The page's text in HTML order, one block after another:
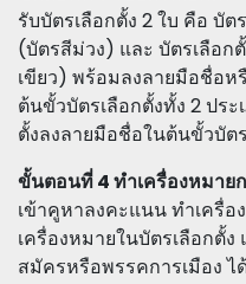
รับบัตรเลือกตั้ง 2 ใบ คือ บัต
(บัตรสีม่วง) และ บัตรเลือ
เขียว) พร้อมลงลายมือชื่อ
ต้นขั้วบัตรเลือกตั้งทั้ง 2 ปร
ตั้งลงลายมือชื่อในต้นขั้วบัต
ขั้นตอนที่ 4 ทำเครื่องหมาย
เข้าคูหาลงคะแนน ทำเครื่
เครื่องหมายในบัตรเลือกตั้
สมัครหรือพรรคการเมือง ไ